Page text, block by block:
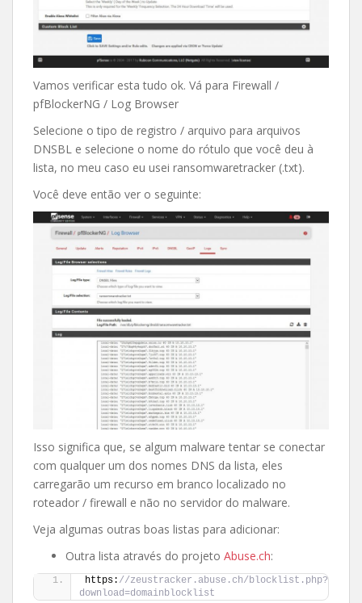
Vamos verificar esta tudo ok. Vá para Firewall /
pfBlockerNG / Log Browser
Selecione o tipo de registro / arquivo para arquivos
DNSBL e selecione o nome do rótulo que você deu à
lista, no meu caso eu usei ransomwaretracker (.txt).
Você deve então ver o seguinte:
Isso significa que, se algum malware tentar se conectar
com qualquer um dos nomes DNS da lista, eles
carregarão um recurso em branco localizado no
roteador / firewall e não no servidor do malware.
Veja algumas outras boas listas para adicionar:
Outra lista através do projeto Abuse.ch:
https: //zeustracker.abuse.ch/blocklist.php?
download=domainblocklist